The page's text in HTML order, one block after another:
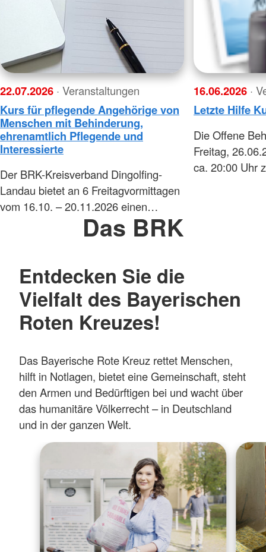
22.07.2026 · Veranstaltungen
Kurs für pflegende Angehörige von
Menschen mit Behinderung,
ehrenamtlich Pflegende und
Interessierte
Der BRK-Kreisverband Dingolfing-
Landau bietet an 6 Freitagvormittagen
vom 16.10. – 20.11.2026 einen…
16.06.2026 ·
Letzte Hilfe
Die Offene
Freitag,
ca. 20:00 Uhr
Das BRK
Entdecken Sie die
Vielfalt des Bayerischen
Roten Kreuzes!
Das Bayerische Rote Kreuz rettet Menschen,
hilft in Notlagen, bietet eine Gemeinschaft, steht
den Armen und Bedürftigen bei und wacht über
das humanitäre Völkerrecht – in Deutschland
und in der ganzen Welt.